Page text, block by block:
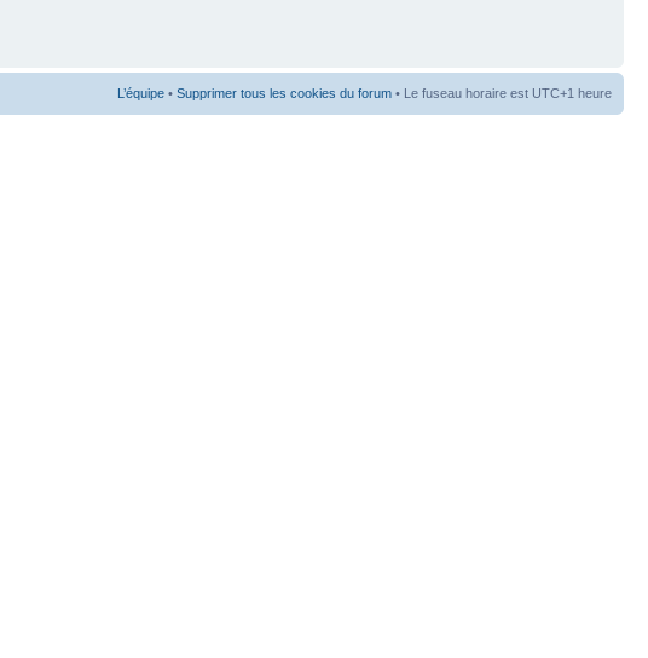
L’équipe • Supprimer tous les cookies du forum • Le fuseau horaire est UTC+1 heure